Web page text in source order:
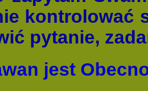
kontrolować
pytanie,
jest